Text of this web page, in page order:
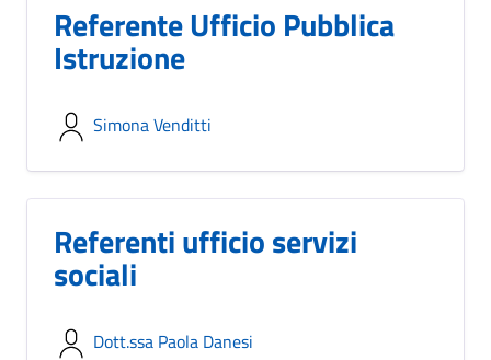
Referente Ufficio Pubblica
Istruzione
Simona Venditti
Referenti ufficio servizi
sociali
Dott.ssa Paola Danesi